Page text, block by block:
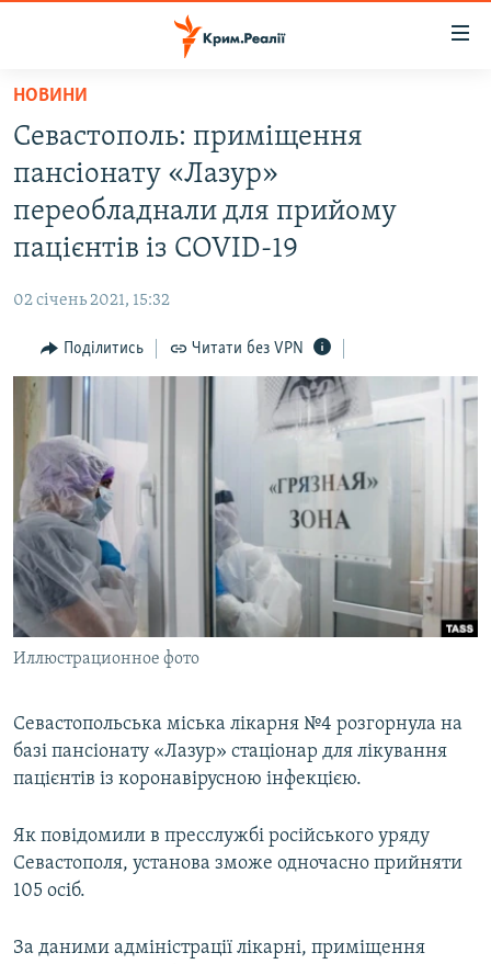
Перейти
основного
матеріалу
до
основної
Перейти
пошуку
ВІДЕО ТА ФОТО
ПОЛІТИКА
ІНТЕРВ'Ю
ВСЕ ЗА ДЕНЬ
СПЕЦПРОЕКТИ
ДЕПОРТАЦІЯ
ВІДЕОУРОКИ «ELIFBE»
СВІДЧЕННЯ ОКУПАЦІЇ
УКРАЇНСЬКА ПРОБЛЕМА КРИМУ
ІНФОГРАФІКА
ЯК ОБІЙТИ БЛОКУВАННЯ
Русский
Qırımtatar
ДОЛУЧАЙСЯ!
Усі сайти RFE/RL
НОВИНИ
Севастополь: приміщення
пансіонату «Лазур»
переобладнали для прийому
пацієнтів із COVID-19
02 січень 2021, 15:32
Поділитись Читати без VPN
Иллюстрационное фото
Севастопольська міська лікарня №4 розгорнула на
базі пансіонату «Лазур» стаціонар для лікування
пацієнтів із коронавірусною інфекцією.
Як повідомили в пресслужбі російського уряду
Севастополя, установа зможе одночасно прийняти
105 осіб.
За даними адміністрації лікарні, приміщення